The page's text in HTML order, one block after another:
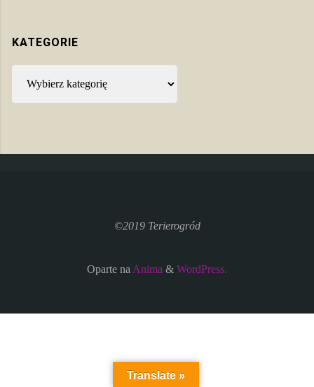
KATEGORIE
©2019 Terierogród
Oparte naAnima & WordPress.
Translate »